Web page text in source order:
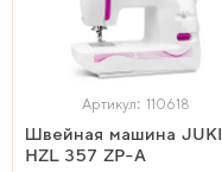
Артикул: 110618
Швейная машина JUKI
HZL 357 ZP-A